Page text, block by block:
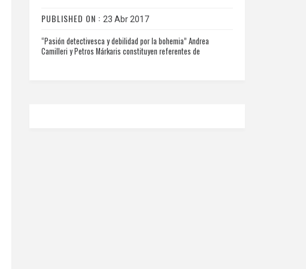
PUBLISHED ON : 23 Abr 2017
“Pasión detectivesca y debilidad por la bohemia” Andrea
Camilleri y Petros Márkaris constituyen referentes de